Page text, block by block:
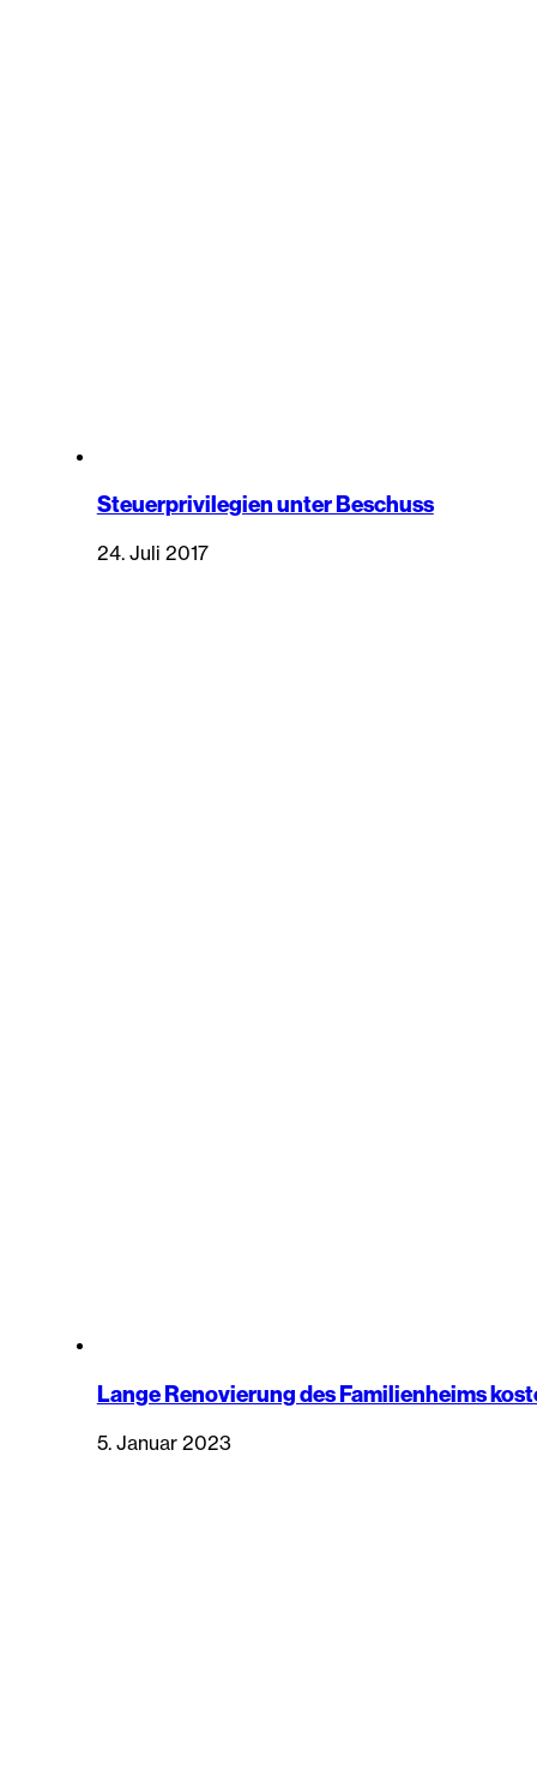
Steuerprivilegien unter Beschuss
24. Juli 2017
Lange Renovierung des Familienheims
5. Januar 2023